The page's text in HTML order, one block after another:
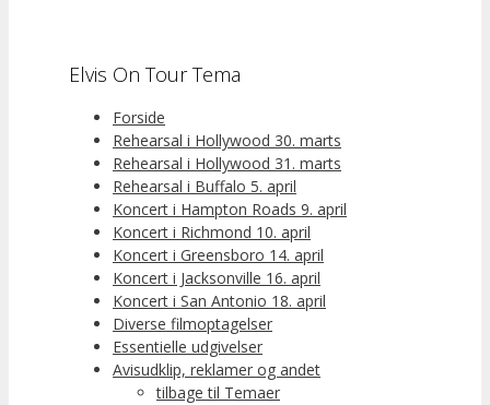
Elvis On Tour Tema
Forside
Rehearsal i Hollywood 30. marts
Rehearsal i Hollywood 31. marts
Rehearsal i Buffalo 5. april
Koncert i Hampton Roads 9. april
Koncert i Richmond 10. april
Koncert i Greensboro 14. april
Koncert i Jacksonville 16. april
Koncert i San Antonio 18. april
Diverse filmoptagelser
Essentielle udgivelser
Avisudklip, reklamer og andet
tilbage til Temaer